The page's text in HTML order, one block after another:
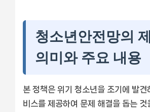
청소년안전망의
의미와 주요 내용
본 정책은 위기 청소년을 조기에 발견
비스를 제공하여 문제 해결을 돕는 것